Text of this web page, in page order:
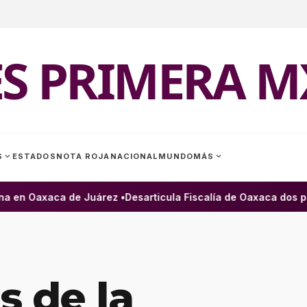
PRIMERA
expand_more ESTADOS NOTA ROJA NACIONAL MUNDOMÁS expand_more
Oaxaca de Juárez •Desarticula Fiscalía de Oaxaca dos